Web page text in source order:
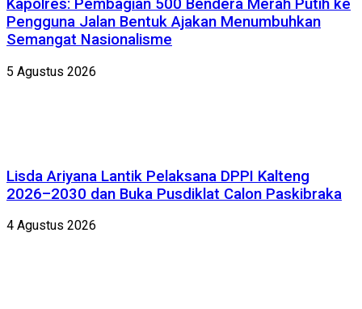
Kapolres: Pembagian 500 Bendera Merah Putih ke
Pengguna Jalan Bentuk Ajakan Menumbuhkan
Semangat Nasionalisme
5 Agustus 2026
Lisda Ariyana Lantik Pelaksana DPPI Kalteng
2026–2030 dan Buka Pusdiklat Calon Paskibraka
4 Agustus 2026